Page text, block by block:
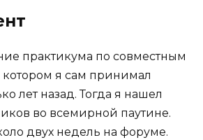
практикума по совместным
я сам принимал
лет назад. Тогда я нашел
во всемирной паутине.
двух недель на форуме.